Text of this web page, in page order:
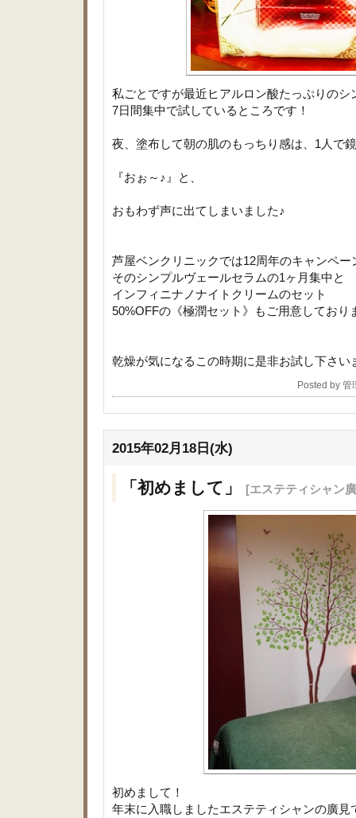
私ごとですが最近ヒアルロン酸たっぷりのシ
7日間集中で試しているところです！
夜、塗布して朝の肌のもっちり感は、1人で
『おぉ～♪』と、
おもわず声に出てしまいました♪
芦屋ベンクリニックでは12周年のキャンペー
そのシンプルヴェールセラムの1ヶ月集中と
インフィニナノナイトクリームのセット
50%OFFの《極潤セット》もご用意しており
乾燥が気になるこの時期に是非お試し下さい
Posted by
2015年02月18日(水)
「初めまして」 [エステティシャン
初めまして！
年末に入職しましたエステティシャンの廣見